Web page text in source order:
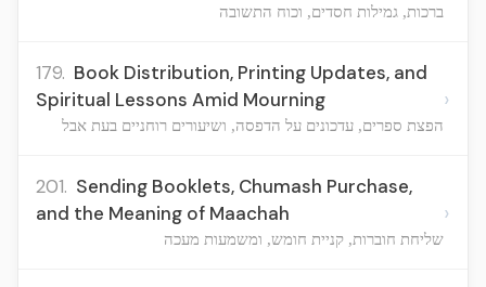
ברכות, גמילות חסדים, וכוח התשובה
179. Book Distribution, Printing Updates, and
Spiritual Lessons Amid Mourning
הפצת ספרים, עדכונים על הדפסה, ושיעורים רוחניים בעת אבל
›
201. Sending Booklets, Chumash Purchase,
and the Meaning of Maachah
שליחת חוברות, קניית חומש, ומשמעות מעכה
›